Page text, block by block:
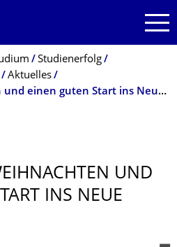
Studienerfolg
Aktuelles
Entspannte Weihnachten und einen guten Start ins Neue Jahr!
UND
INS NEUE